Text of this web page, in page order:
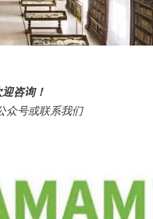
咨询！
众号或联系我们